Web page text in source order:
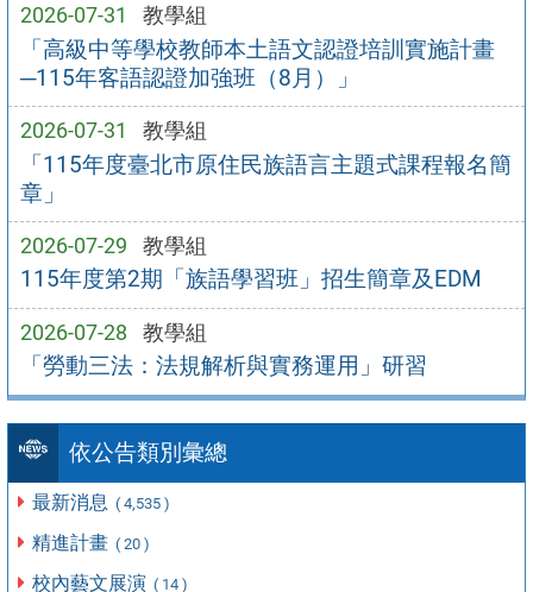
2026-07-31 教學組
「高級中等學校教師本土語文認證培訓實施計畫
─115年客語認證加強班（8月）」
2026-07-31 教學組
「115年度臺北市原住民族語言主題式課程報名簡
章」
2026-07-29 教學組
115年度第2期「族語學習班」招生簡章及EDM
2026-07-28 教學組
「勞動三法：法規解析與實務運用」研習
依公告類別彙總
最新消息 ( 4,535 )
精進計畫 ( 20 )
校內藝文展演 ( 14 )